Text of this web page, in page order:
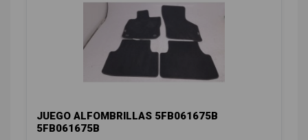
JUEGO ALFOMBRILLAS 5FB061675B
5FB061675B